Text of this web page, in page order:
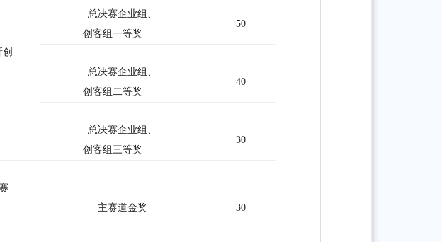
总决赛企业组、
创客组一等奖
50
总决赛企业组、
创客组二等奖
40
总决赛企业组、
创客组三等奖
30
主赛道金奖 30